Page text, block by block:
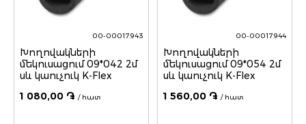
00-00017943
Խողովակների
մեկուսացում 09*042 2մ
սև կաուչուկ K-Flex
1 080,00 ֏ / հատ
00-00017944
Խողովակների
մեկուսացում 09*054 2մ
սև կաուչուկ K-Flex
1 560,00 ֏ / հատ